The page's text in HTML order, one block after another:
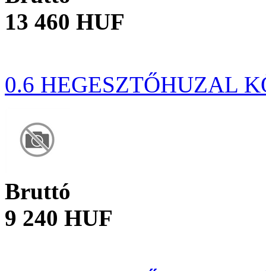
13 460 HUF
0.6 HEGESZTŐHUZAL
Bruttó
9 240 HUF